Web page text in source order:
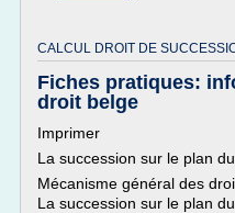
CALCUL DROIT DE
Fiches pratiques:
droit belge
Imprimer
La succession sur le plan
Mécanisme général des
La succession sur le plan